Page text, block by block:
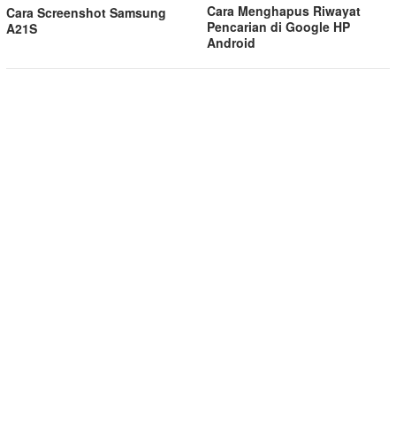
Cara Screenshot Samsung
A21S
Cara Menghapus Riwayat
Pencarian di Google HP
Android